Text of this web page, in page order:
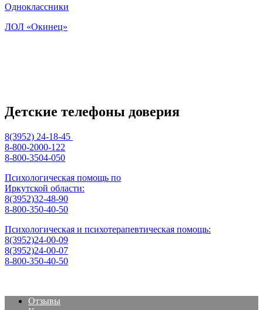
Одноклассники
ЛОЛ «Окинец»
Детские телефоны доверия
8(3952) 24-18-45
8-800-2000-122
8-800-3504-050
Психологическая помощь по
Иркутской области:
8(3952)32-48-90
8-800-350-40-50
Психологическая и психотерапевтическая помощь:
8(3952)24-00-09
8(3952)24-00-07
8-800-350-40-50
Отзывы